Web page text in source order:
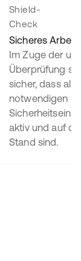
Sicheres
Im Zuge der
Überprüfung
sicher, dass alle
notwendigen
aktiv und auf
Stand sind.